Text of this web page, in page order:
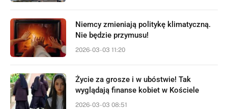
Niemcy zmieniają politykę klimatyczną.
Nie będzie przymusu!
2026-03-03 11:20
Życie za grosze i w ubóstwie! Tak
wyglądają finanse kobiet w Kościele
2026-03-03 08:51